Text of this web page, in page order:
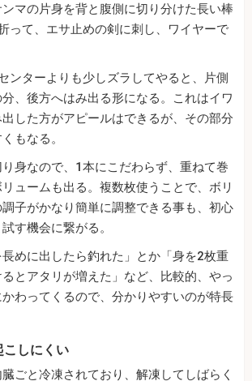
マの片身を背と腹側に切り分けた長い棒
って、エサ止めの剣に刺し、ワイヤーで
ンターよりも少しズラしてやると、片側
、後方へはみ出る形になる。これはイワ
した方がアピールはできるが、その部分
もなる。
身なので、1本にこだわらず、重ねて巻
ュームも出る。複数枚使うことで、ボリ
子がかなり簡単に調整できる事も、初心
す機会に繋がる。
長めに出したら釣れた」とか「身を2枚重
とアタリが増えた」など、比較的、やっ
わってくるので、分かりやすいのが特長
こしにくい
ごと冷凍されており、解凍してしばらく